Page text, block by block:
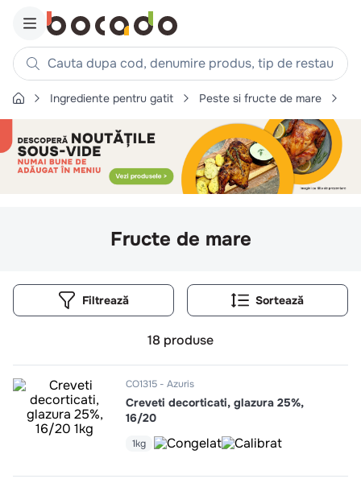
Cauta dupa cod, denumire produs, tip de restaurant,
Căutări populare
1. cartofi
2. piept pui
7
ceafa
8. aripi
10.pizza
Ingrediente pentru gatit Peste si fructe de mare
Fructe de mare
Filtrează
18 produse
CO1315 Azuris
Creveti decorticati, glazura 25%,
16/20
1kg